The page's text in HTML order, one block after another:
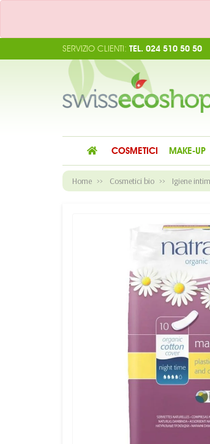
SERVIZIO CLIENTI: TEL. 024 510 50 50
COSMETICI MAKE-UP
Home Cosmetici bio Igiene